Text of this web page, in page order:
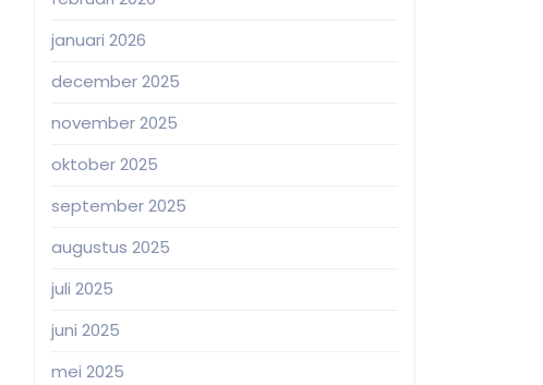
januari 2026
december 2025
november 2025
oktober 2025
september 2025
augustus 2025
juli 2025
juni 2025
mei 2025